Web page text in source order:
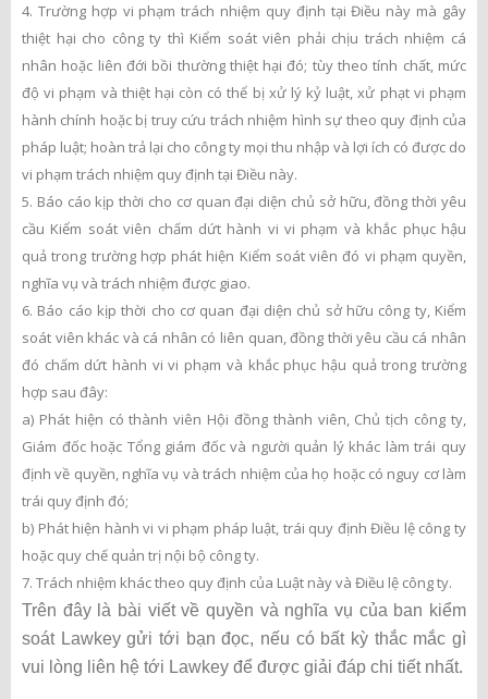
4. Trường hợp vi phạm trách nhiệm quy định tại Điều này mà gây
thiệt hại cho công ty thì Kiểm soát viên phải chịu trách nhiệm cá
nhân hoặc liên đới bồi thường thiệt hại đó; tùy theo tính chất, mức
độ vi phạm và thiệt hại còn có thể bị xử lý kỷ luật, xử phạt vi phạm
hành chính hoặc bị truy cứu trách nhiệm hình sự theo quy định của
pháp luật; hoàn trả lại cho công ty mọi thu nhập và lợi ích có được do
vi phạm trách nhiệm quy định tại Điều này.
5. Báo cáo kịp thời cho cơ quan đại diện chủ sở hữu, đồng thời yêu
cầu Kiểm soát viên chấm dứt hành vi vi phạm và khắc phục hậu
quả trong trường hợp phát hiện Kiểm soát viên đó vi phạm quyền,
nghĩa vụ và trách nhiệm được giao.
6. Báo cáo kịp thời cho cơ quan đại diện chủ sở hữu công ty, Kiểm
soát viên khác và cá nhân có liên quan, đồng thời yêu cầu cá nhân
đó chấm dứt hành vi vi phạm và khắc phục hậu quả trong trường
hợp sau đây:
a) Phát hiện có thành viên Hội đồng thành viên, Chủ tịch công ty,
Giám đốc hoặc Tổng giám đốc và người quản lý khác làm trái quy
định về quyền, nghĩa vụ và trách nhiệm của họ hoặc có nguy cơ làm
trái quy định đó;
b) Phát hiện hành vi vi phạm pháp luật, trái quy định Điều lệ công ty
hoặc quy chế quản trị nội bộ công ty.
7. Trách nhiệm khác theo quy định của Luật này và Điều lệ công ty.
Trên đây là bài viết về quyền và nghĩa vụ của ban kiểm
soát Lawkey gửi tới bạn đọc, nếu có bất kỳ thắc mắc gì
vui lòng liên hệ tới Lawkey để được giải đáp chi tiết nhất.